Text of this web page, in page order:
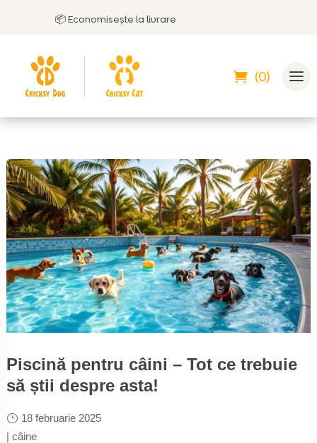
📦 Economisește la livrare
(0)
Piscină pentru câini – Tot ce trebuie
să știi despre asta!
18 februarie 2025
| câine